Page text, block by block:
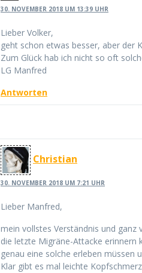
30. NOVEMBER 2018 UM 13:39 UHR
Lieber Volker,
geht schon etwas besser, aber der
Zum Glück hab ich nicht so oft
LG Manfred
Antworten
Christian
30. NOVEMBER 2018 UM 7:21 UHR
Lieber Manfred,
mein vollstes Verständnis und
die letzte Migräne-Attacke erinnern
genau eine solche erleben müssen
Klar gibt es mal leichte